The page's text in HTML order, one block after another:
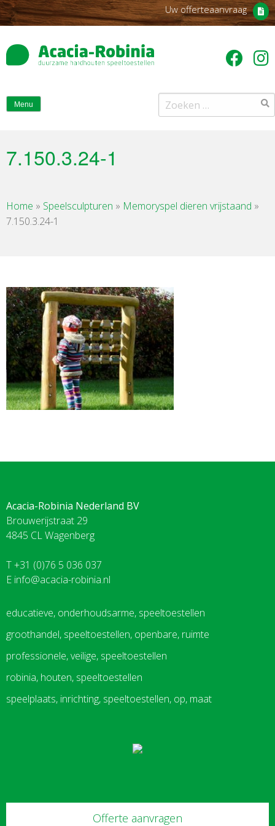
Uw offerteaanvraag
Menu
Zoeken
naar:
7.150.3.24-1
Home » Speelsculpturen » Memoryspel dieren vrijstaand »
7.150.3.24-1
Acacia-Robinia Nederland BV
Brouwerijstraat 29
4845 CL Wagenberg
T +31 (0)76 5 036 037
E info@acacia-robinia.nl
educatieve, onderhoudsarme, speeltoestellen
groothandel, speeltoestellen, openbare, ruimte
professionele, veilige, speeltoestellen
robinia, houten, speeltoestellen
speelplaats, inrichting, speeltoestellen, op, maat
Offerte aanvragen